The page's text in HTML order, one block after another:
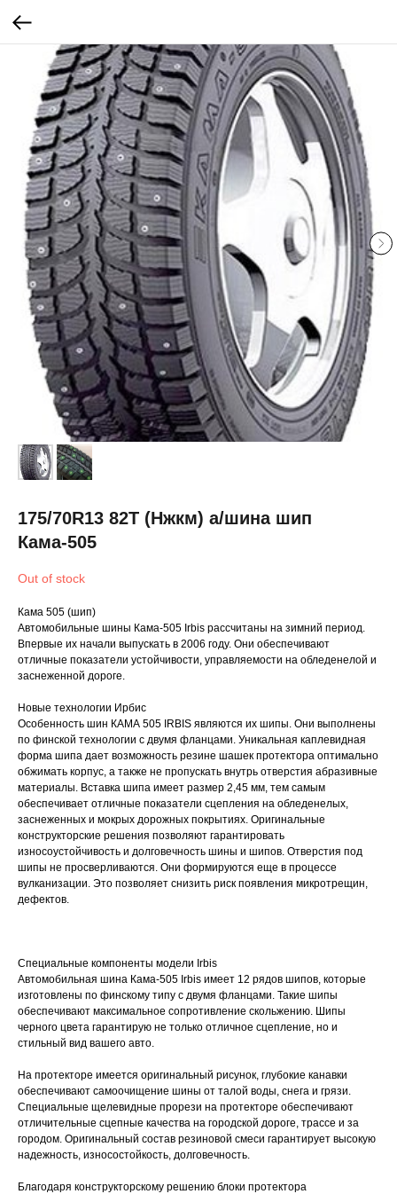
175/70R13 82T (Нжкм) а/шина шип
Кама-505
Out of stock
Кама 505 (шип)
Автомобильные шины Кама-505 Irbis рассчитаны на зимний период.
Впервые их начали выпускать в 2006 году. Они обеспечивают
отличные показатели устойчивости, управляемости на обледенелой и
заснеженной дороге.
Новые технологии Ирбис
Особенность шин КАМА 505 IRBIS являются их шипы. Они выполнены
по финской технологии с двумя фланцами. Уникальная каплевидная
форма шипа дает возможность резине шашек протектора оптимально
обжимать корпус, а также не пропускать внутрь отверстия абразивные
материалы. Вставка шипа имеет размер 2,45 мм, тем самым
обеспечивает отличные показатели сцепления на обледенелых,
заснеженных и мокрых дорожных покрытиях. Оригинальные
конструкторские решения позволяют гарантировать
износоустойчивость и долговечность шины и шипов. Отверстия под
шипы не просверливаются. Они формируются еще в процессе
вулканизации. Это позволяет снизить риск появления микротрещин,
дефектов.
Специальные компоненты модели Irbis
Автомобильная шина Кама-505 Irbis имеет 12 рядов шипов, которые
изготовлены по финскому типу с двумя фланцами. Такие шипы
обеспечивают максимальное сопротивление скольжению. Шипы
черного цвета гарантирую не только отличное сцепление, но и
стильный вид вашего авто.
На протекторе имеется оригинальный рисунок, глубокие канавки
обеспечивают самоочищение шины от талой воды, снега и грязи.
Специальные щелевидные прорези на протекторе обеспечивают
отличительные сцепные качества на городской дороге, трассе и за
городом. Оригинальный состав резиновой смеси гарантирует высокую
надежность, износостойкость, долговечность.
Благодаря конструкторскому решению блоки протектора